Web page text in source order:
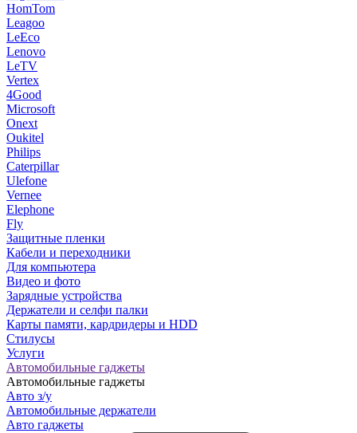
HomTom
Leagoo
LeEco
Lenovo
LeTV
Vertex
4Good
Microsoft
Onext
Oukitel
Philips
Caterpillar
Ulefone
Vernee
Elephone
Fly
Защитные пленки
Кабели и переходники
Для компьютера
Видео и фото
Зарядные устройства
Держатели и селфи палки
Карты памяти, кардридеры и HDD
Стилусы
Услуги
Автомобильные гаджеты
Автомобильные гаджеты
Авто з/у
Автомобильные держатели
Авто гаджеты